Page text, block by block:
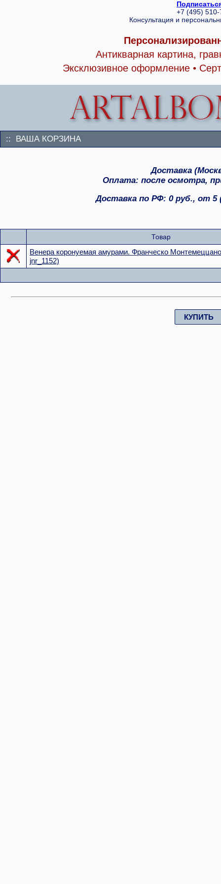
+7 (495)
Консультация и
Антикварная картина,
Эксклюзивное оформление •
:: ВАША КОРЗИНА
Доставка
Оплата: после осмотра,
Доставка по РФ: 0 руб., от 5
Товар
Венера коронуемая амурами. Франческо
jnr_1152)
КУПИТЬ